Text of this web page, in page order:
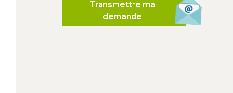
Transmettre ma
demande